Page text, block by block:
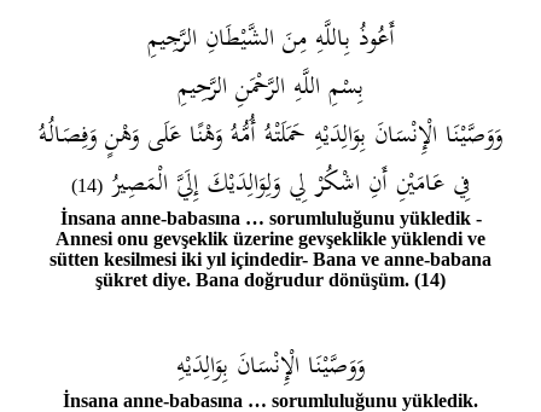
أَعُوذُ بِاللَّهِ مِنَ الشَّيْطَانِ الرَّجِيمِ
بِسْمِ اللَّهِ الرَّحْمَنِ الرَّحِيمِ
وَوَصَّيْنَا الْإِنْسَانَ بِوَالِدَيْهِ حَمَلَتْهُ أُمُّهُ وَهْنًا عَلَى وَهْنٍ وَفِصَالُهُ
فِي عَامَيْنِ أَنِ اشْكُرْ لِي وَلِوَالِدَيْكَ إِلَيَّ الْمَصِيرُ (14)
İnsana anne-babasına … sorumluluğunu yükledik -
Annesi onu gevşeklik üzerine gevşeklikle yüklendi ve
sütten kesilmesi iki yıl içindedir- Bana ve anne-babana
şükret diye. Bana doğrudur dönüşüm. (14)
وَوَصَّيْنَا الْإِنْسَانَ بِوَالِدَيْهِ
İnsana anne-babasına … sorumluluğunu yükledik.